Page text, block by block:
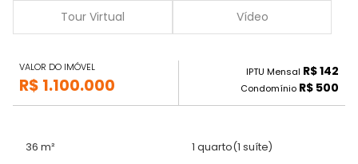
Tour Virtual Vídeo
VALOR DO IMÓVEL
R$ 1.100.000
IPTU Mensal R$ 142
Condomínio R$ 500
36 m² 1 quarto(1 suíte)